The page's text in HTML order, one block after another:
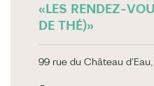
«LES RENDEZ-
DE THÉ)»
99 rue du Château